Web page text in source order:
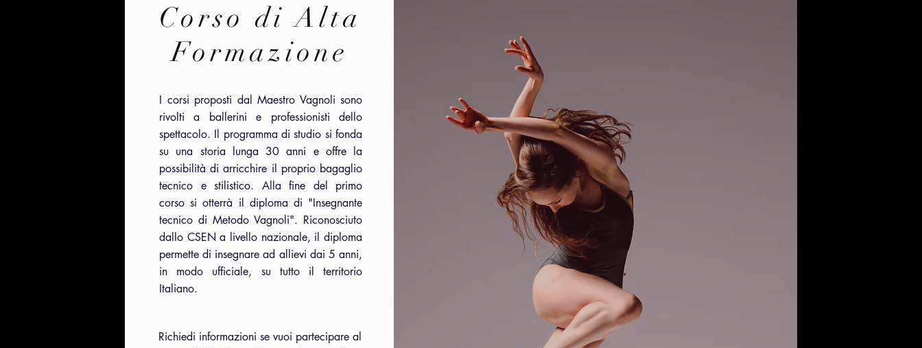
Corso di Alta
Formazione
I corsi proposti dal Maestro Vagnoli sono
rivolti a ballerini e professionisti dello
spettacolo. Il programma di studio si fonda
su una storia lunga 30 anni e offre la
possibilità di arricchire il proprio bagaglio
tecnico e stilistico. Alla fine del primo
corso si otterrà il diploma di "Insegnante
tecnico di Metodo Vagnoli". Riconosciuto
dallo CSEN a livello nazionale, il diploma
permette di insegnare ad allievi dai 5 anni,
in modo ufficiale, su tutto il territorio
Italiano.
Richiedi informazioni se vuoi partecipare al